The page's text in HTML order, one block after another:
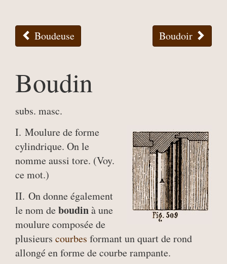
Boudeuse Boudoir
Boudin
subs. masc.
I. Moulure de forme
cylindrique. On le
nomme aussi tore. (Voy.
ce mot.)
II. On donne également
le nom deboudinà une
moulure composée de
plusieurs courbes formant un quart de rond
allongé en forme de courbe rampante.